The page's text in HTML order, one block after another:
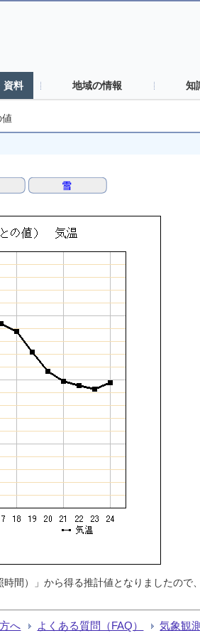
資料 地域の情報 知
値
間）」から得る推計値となりましたので
へ よくある質問（FAQ） 気象観